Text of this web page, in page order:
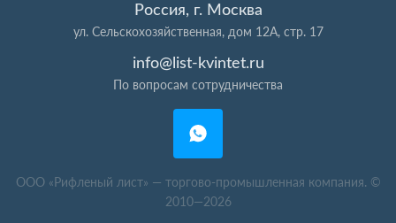
Россия, г. Москва
ул. Сельскохозяйственная, дом 12А, стр. 17
info@list-kvintet.ru
По вопросам сотрудничества
ООО «Рифленый лист» — торгово-промышленная компания. ©
2010—2026